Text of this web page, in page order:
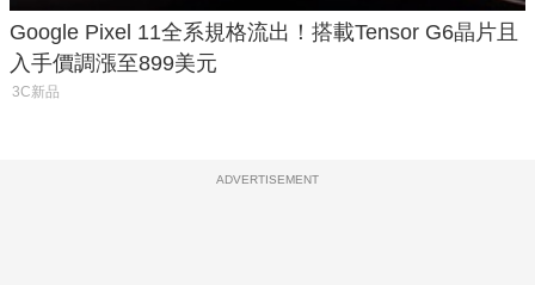
Google Pixel 11全系規格流出！搭載Tensor G6晶片且
入手價調漲至899美元
3C新品
ADVERTISEMENT